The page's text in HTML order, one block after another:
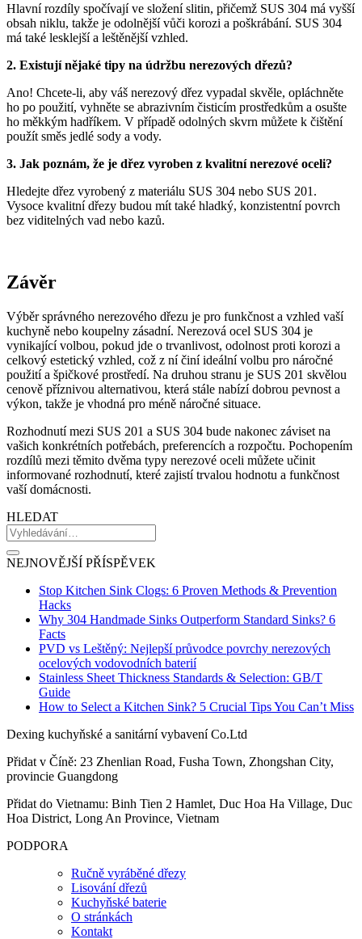
Hlavní rozdíly spočívají ve složení slitin, přičemž SUS 304 má vyšší
obsah niklu, takže je odolnější vůči korozi a poškrábání. SUS 304
má také lesklejší a leštěnější vzhled.
2. Existují nějaké tipy na údržbu nerezových dřezů?
Ano! Chcete-li, aby váš nerezový dřez vypadal skvěle, opláchněte
ho po použití, vyhněte se abrazivním čisticím prostředkům a osušte
ho měkkým hadříkem. V případě odolných skvrn můžete k čištění
použít směs jedlé sody a vody.
3. Jak poznám, že je dřez vyroben z kvalitní nerezové oceli?
Hledejte dřez vyrobený z materiálu SUS 304 nebo SUS 201.
Vysoce kvalitní dřezy budou mít také hladký, konzistentní povrch
bez viditelných vad nebo kazů.
Závěr
Výběr správného nerezového dřezu je pro funkčnost a vzhled vaší
kuchyně nebo koupelny zásadní. Nerezová ocel SUS 304 je
vynikající volbou, pokud jde o trvanlivost, odolnost proti korozi a
celkový estetický vzhled, což z ní činí ideální volbu pro náročné
použití a špičkové prostředí. Na druhou stranu je SUS 201 skvělou
cenově příznivou alternativou, která stále nabízí dobrou pevnost a
výkon, takže je vhodná pro méně náročné situace.
Rozhodnutí mezi SUS 201 a SUS 304 bude nakonec záviset na
vašich konkrétních potřebách, preferencích a rozpočtu. Pochopením
rozdílů mezi těmito dvěma typy nerezové oceli můžete učinit
informované rozhodnutí, které zajistí trvalou hodnotu a funkčnost
vaší domácnosti.
HLEDAT
NEJNOVĚJŠÍ PŘÍSPĚVEK
Stop Kitchen Sink Clogs: 6 Proven Methods & Prevention
Hacks
Why 304 Handmade Sinks Outperform Standard Sinks? 6
Facts
PVD vs Leštěný: Nejlepší průvodce povrchy nerezových
ocelových vodovodních baterií
Stainless Sheet Thickness Standards & Selection: GB/T
Guide
How to Select a Kitchen Sink? 5 Crucial Tips You Can’t Miss
Dexing kuchyňské a sanitární vybavení Co.Ltd
Přidat v Číně: 23 Zhenlian Road, Fusha Town, Zhongshan City,
provincie Guangdong
Přidat do Vietnamu: Binh Tien 2 Hamlet, Duc Hoa Ha Village, Duc
Hoa District, Long An Province, Vietnam
PODPORA
Ručně vyráběné dřezy
Lisování dřezů
Kuchyňské baterie
O stránkách
Kontakt